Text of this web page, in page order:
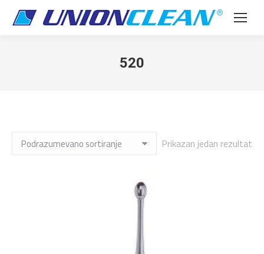
520
Prikazan jedan rezultat